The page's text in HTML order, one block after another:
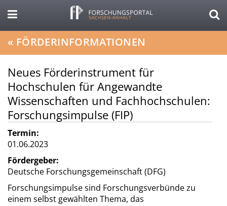
« FÖRDERINFORMATIONEN
Neues Förderinstrument für
Hochschulen für Angewandte
Wissenschaften und Fachhochschulen:
Forschungsimpulse (FIP)
Termin:
01.06.2023
Fördergeber:
Deutsche Forschungsgemeinschaft (DFG)
Forschungsimpulse sind Forschungsverbünde zu
einem selbst gewählten Thema, das